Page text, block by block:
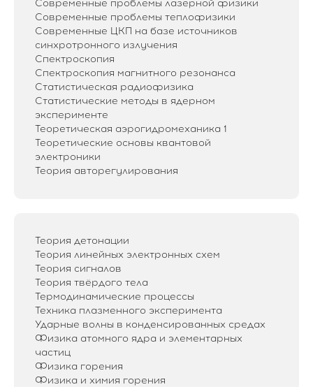
Современные проблемы лазерной физики
Современные проблемы теплофизики
Современные ЦКП на базе источников
синхротронного излучения
Спектроскопия
Спектроскопия магнитного резонанса
Статистическая радиофизика
Статистические методы в ядерном
эксперименте
Теоретическая аэрогидромеханика 1
Теоретические основы квантовой
электроники
Теория авторегулирования
Теория детонации
Теория линейных электронных схем
Теория сигналов
Теория твёрдого тела
Термодинамические процессы
Техника плазменного эксперимента
Ударные волны в конденсированных средах
Физика атомного ядра и элементарных
частиц
Физика горения
Физика и химия горения